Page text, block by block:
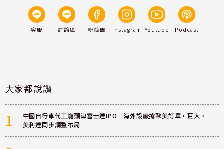
客服 討論區 粉絲團 Instagram Youtube Podcast
大家都說讚
1
中國自行車代工龍頭津富士達IPO 海外設廠搶歐美訂單，巨大、
美利達同步調整布局